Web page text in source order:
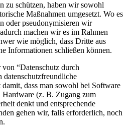
zu schützen, haben wir sowohl
Maßnahmen umgesetzt. Wo es
oder pseudonymisieren wir
machen wir es im Rahmen
wie möglich, dass Dritte aus
Informationen schließen können.
“Datenschutz durch
datenschutzfreundliche
dass man sowohl bei Software
(z. B. Zugang zum
denkt und entsprechende
gehen wir, falls erforderlich, noch